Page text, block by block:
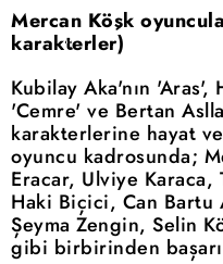
Mercan Köşk
karakterler)
Kubilay Aka'nın 'Aras',
'Cemre' ve Bertan
karakterlerine hayat
oyuncu kadrosunda;
Eracar, Ulviye
Haki Biçici, Can Bartu
Şeyma Zengin, Selin
gibi birbirinden